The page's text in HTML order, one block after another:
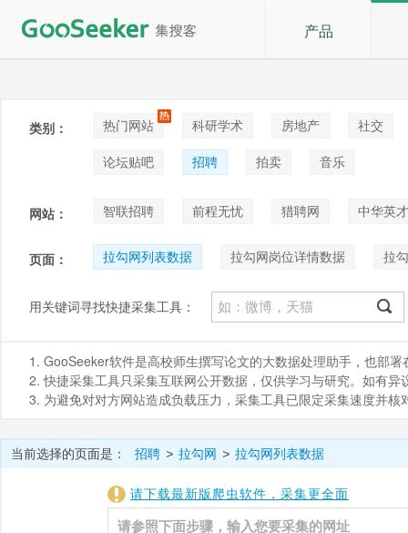
产品
类别： 热门网站 科研学术 房地产
社交
论坛贴吧
招聘 拍卖 音乐
网站： 智联招聘 前程无忧 猎聘网 中华英
页面： 拉勾网列表数据 拉勾网岗位详情数据 拉
用关键词寻找快捷采集工具：
1. GooSeeker软件是高校师生撰写论文的大数据处理助手，也部
2. 快捷采集工具只采集互联网公开数据，仅供学习与研究。如有
3. 为避免对对方网站造成负载压力，采集工具已限定采集速度并
当前选择的页面是： 招聘 > 拉勾网 > 拉勾网列表数据
请下载最新版爬虫软件，采集更全面